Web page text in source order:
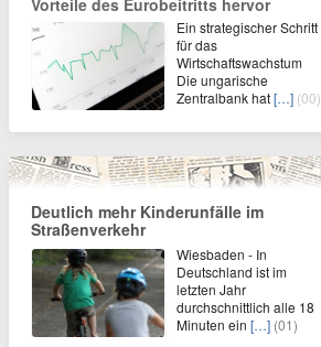
Ein strategischer Schritt
für das
Wirtschaftswachstum
Die ungarische
Zentralbank hat[…] (00)
Deutlich mehr Kinderunfälle im
Straßenverkehr
Wiesbaden - In
Deutschland ist im
letzten Jahr
durchschnittlich alle 18
Minuten ein […] (01)